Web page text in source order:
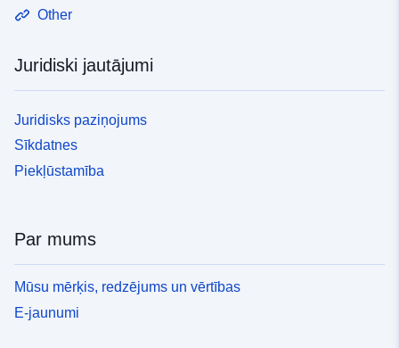
Other
Juridiski jautājumi
Juridisks paziņojums
Sīkdatnes
Piekļūstamība
Par mums
Mūsu mērķis, redzējums un vērtības
E-jaunumi